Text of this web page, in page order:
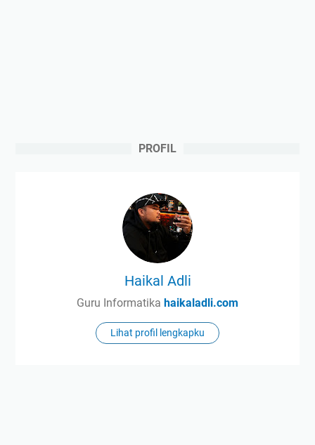
PROFIL
Haikal Adli
Guru Informatika haikaladli.com
Lihat profil lengkapku